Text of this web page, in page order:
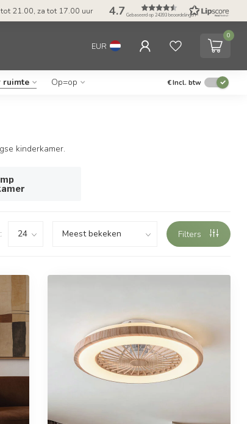
21.00, za tot 17.00 uur 4.7 Gebaseerd op 24393 beoordelingen
EUR
0
ruimte Op=op €Incl. btw
kinderkamer.
Filters